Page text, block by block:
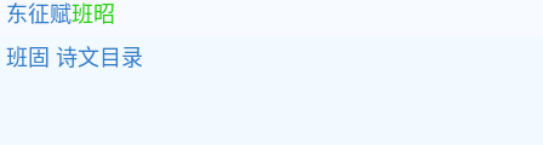
东征赋班昭
班固 诗文目录